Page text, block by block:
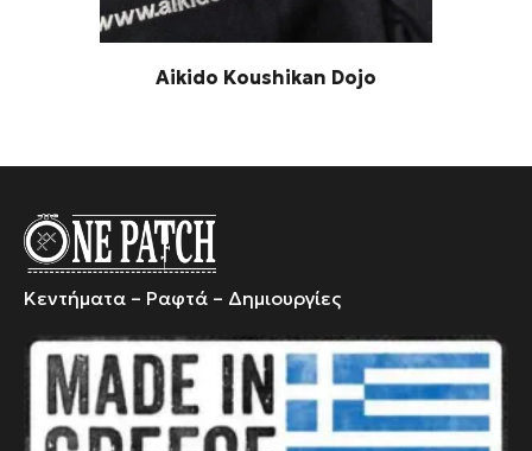
Aikido Koushikan Dojo
Κεντήματα – Ραφτά – Δημιουργίες